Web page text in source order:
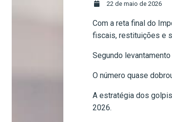
22 de maio de 2026
Com a reta final do
fiscais, restituições e
Segundo
O número quase
A estratégia dos
2026.